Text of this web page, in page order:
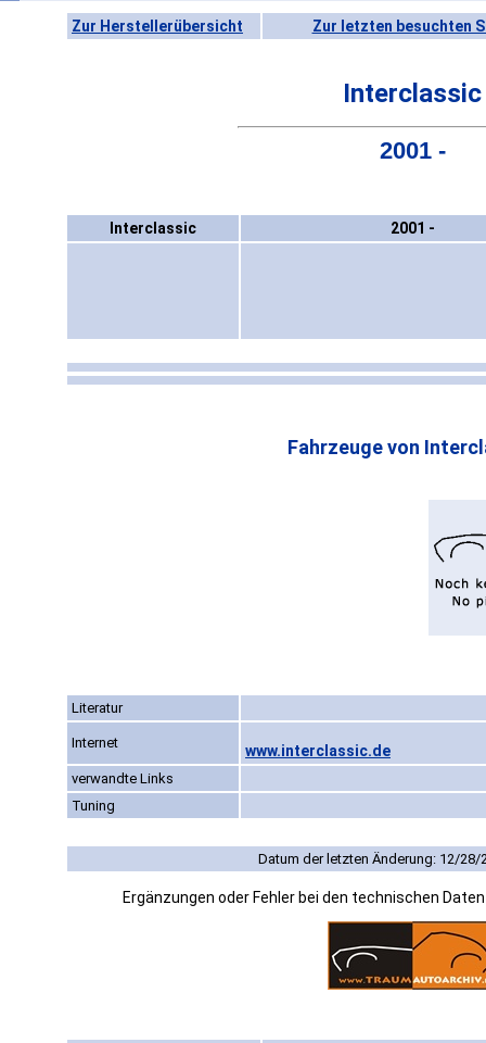
Zur Herstellerübersicht Zur letzten besuchten
Interclassic
2001 -
Interclassic 2001 -
Fahrzeuge von
Literatur
Internet www.interclassic.de
verwandte Links
Tuning
Datum der letzten Änderung: 12/28/
Ergänzungen oder Fehler bei den technischen